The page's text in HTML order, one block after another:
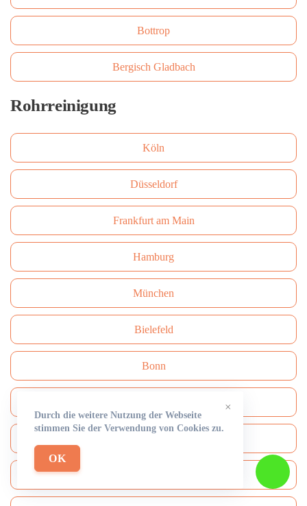
Bottrop
Bergisch Gladbach
Rohrreinigung
Köln
Düsseldorf
Frankfurt am Main
Hamburg
München
Bielefeld
Bonn
×
Durch die weitere Nutzung der Webseite
stimmen Sie der Verwendung von Cookies zu.
OK